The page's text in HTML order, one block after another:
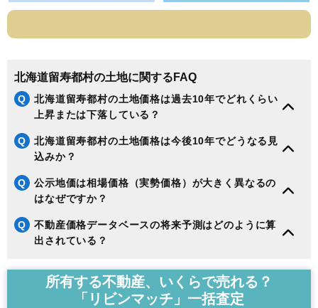
北海道留寿都村の土地に関するFAQ
Q
北海道留寿都村の土地価格は過去10年でどれくらい
上昇または下落している？
Q
北海道留寿都村の土地価格は今後10年でどうなる見
込みか？
Q
公示地価は相場価格（実勢価格）が大きく異なるの
はなぜですか？
Q
不動産価格データベースの将来予測はどのように算
出されている？
所有する不動産、いくらで売れる？
「リビンマッチ」一括査定